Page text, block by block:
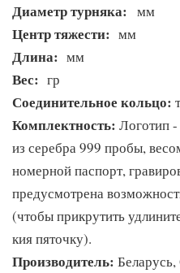
Диаметр турняка: мм
Центр тяжести: мм
Длина: мм
Вес: гр
Соединительное кольцо:
Комплектность: Логотип
из серебра 999 пробы,
номерной паспорт,
предусмотрена
(чтобы прикрутить
кия пяточку).
Производитель: